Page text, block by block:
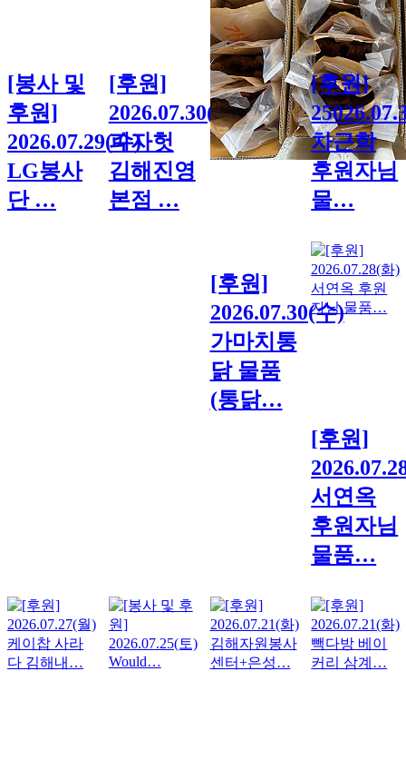
[봉사 및
후원]
2026.07.29(수)
LG봉사
단 …
[후원]
2026.07.30(목)
피자헛
김해진영
본점 …
[후원]
2026.07.30(수)
가마치통
닭 물품
(통닭…
[후원]
차근학
후원자님
물…
[후원]
서연옥
후원자님
물품…